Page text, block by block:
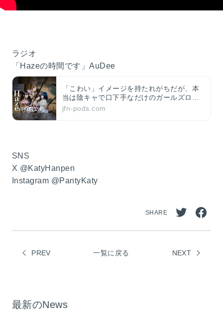
ラジオ
「Hazeの時間です」AuDee
「こわい」イメージを持たれがちだが、本
当は陰キャで口下手なだけのガールズロッ
クバンド「Haze」の素顔をお見せするべ
jfn-pods.com
SNS
X @KatyHanpen
Instagram @PantyKaty
SHARE
シェ
でシ
PREV 一覧に戻る NEXT
最新のNews